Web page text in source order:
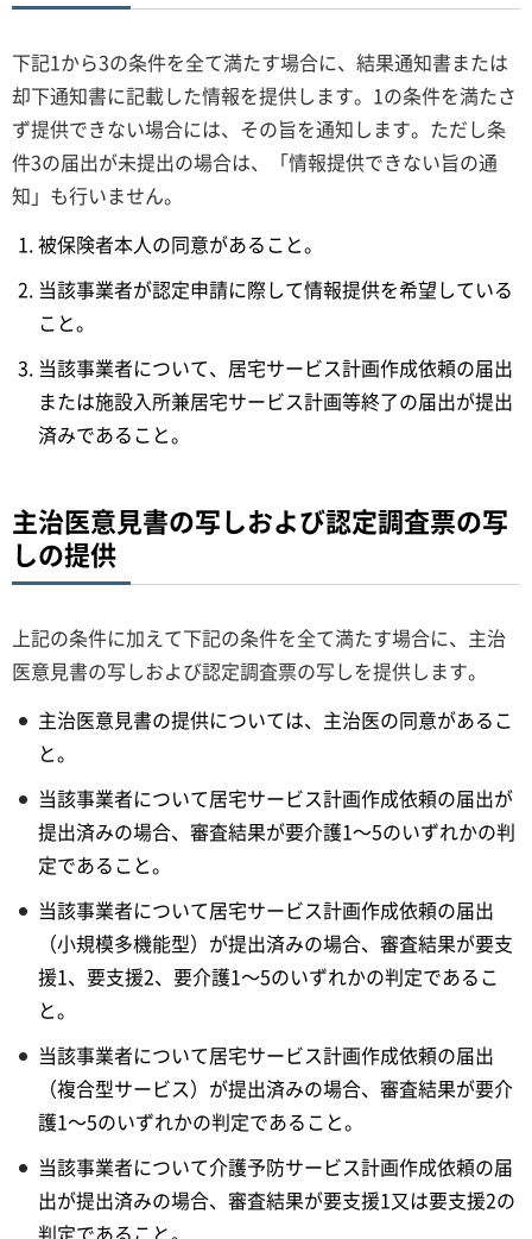
下記1から3の条件を全て満たす場合に、結果通知書または
却下通知書に記載した情報を提供します。1の条件を満たさ
ず提供できない場合には、その旨を通知します。ただし条
件3の届出が未提出の場合は、「情報提供できない旨の通
知」も行いません。
被保険者本人の同意があること。
当該事業者が認定申請に際して情報提供を希望している
こと。
当該事業者について、居宅サービス計画作成依頼の届出
または施設入所兼居宅サービス計画等終了の届出が提出
済みであること。
主治医意見書の写しおよび認定調査票の写
しの提供
上記の条件に加えて下記の条件を全て満たす場合に、主治
医意見書の写しおよび認定調査票の写しを提供します。
主治医意見書の提供については、主治医の同意があるこ
と。
当該事業者について居宅サービス計画作成依頼の届出が
提出済みの場合、審査結果が要介護1～5のいずれかの判
定であること。
当該事業者について居宅サービス計画作成依頼の届出
（小規模多機能型）が提出済みの場合、審査結果が要支
援1、要支援2、要介護1～5のいずれかの判定であるこ
と。
当該事業者について居宅サービス計画作成依頼の届出
（複合型サービス）が提出済みの場合、審査結果が要介
護1～5のいずれかの判定であること。
当該事業者について介護予防サービス計画作成依頼の届
出が提出済みの場合、審査結果が要支援1又は要支援2の
判定であること。